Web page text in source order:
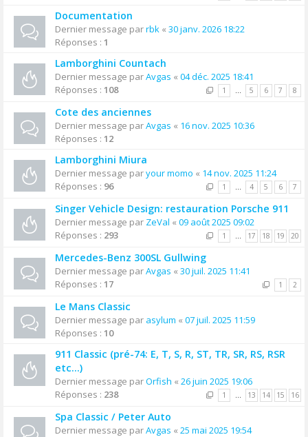
Documentation
Dernier message parrbk « 30 janv. 2026 18:22
Réponses : 1
Lamborghini Countach
Dernier message parAvgas « 04 déc. 2025 18:41
Réponses : 108 1 … 5 6 7 8
Cote des anciennes
Dernier message parAvgas « 16 nov. 2025 10:36
Réponses : 12
Lamborghini Miura
Dernier message paryour momo « 14 nov. 2025 11:24
Réponses : 96 1 … 4 5 6 7
Singer Vehicle Design: restauration Porsche 911
Dernier message par ZeVal « 09 août 2025 09:02
Réponses : 293 1 … 17 18 19 20
Mercedes-Benz 300SL Gullwing
Dernier message parAvgas « 30 juil. 2025 11:41
Réponses : 17 1 2
Le Mans Classic
Dernier message par asylum « 07 juil. 2025 11:59
Réponses : 10
911 Classic (pré-74: E, T, S, R, ST, TR, SR, RS, RSR
etc...)
Dernier message parOrfish « 26 juin 2025 19:06
Réponses : 238 1 … 13 14 15 16
Spa Classic / Peter Auto
Dernier message parAvgas « 25 mai 2025 19:54